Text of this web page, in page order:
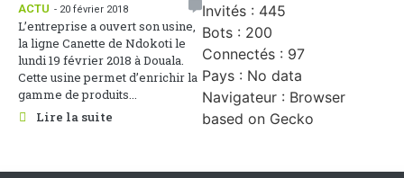
ACTU - 20 février 2018
L’entreprise a ouvert son usine,
la ligne Canette de Ndokoti le
lundi 19 février 2018 à Douala.
Cette usine permet d’enrichir la
gamme de produits...
Lire la suite
Invités : 445
Bots : 200
Connectés : 97
Pays : No data
Navigateur : Browser
based on Gecko